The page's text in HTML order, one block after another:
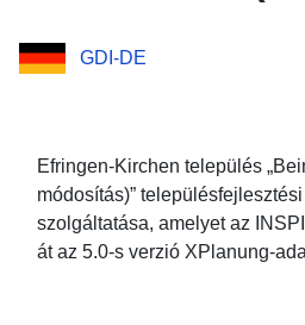
GDI-DE
Efringen-Kirchen település
módosítás)”
szolgáltatása, amelyet az
át az 5.0-s verzió XPlanung-